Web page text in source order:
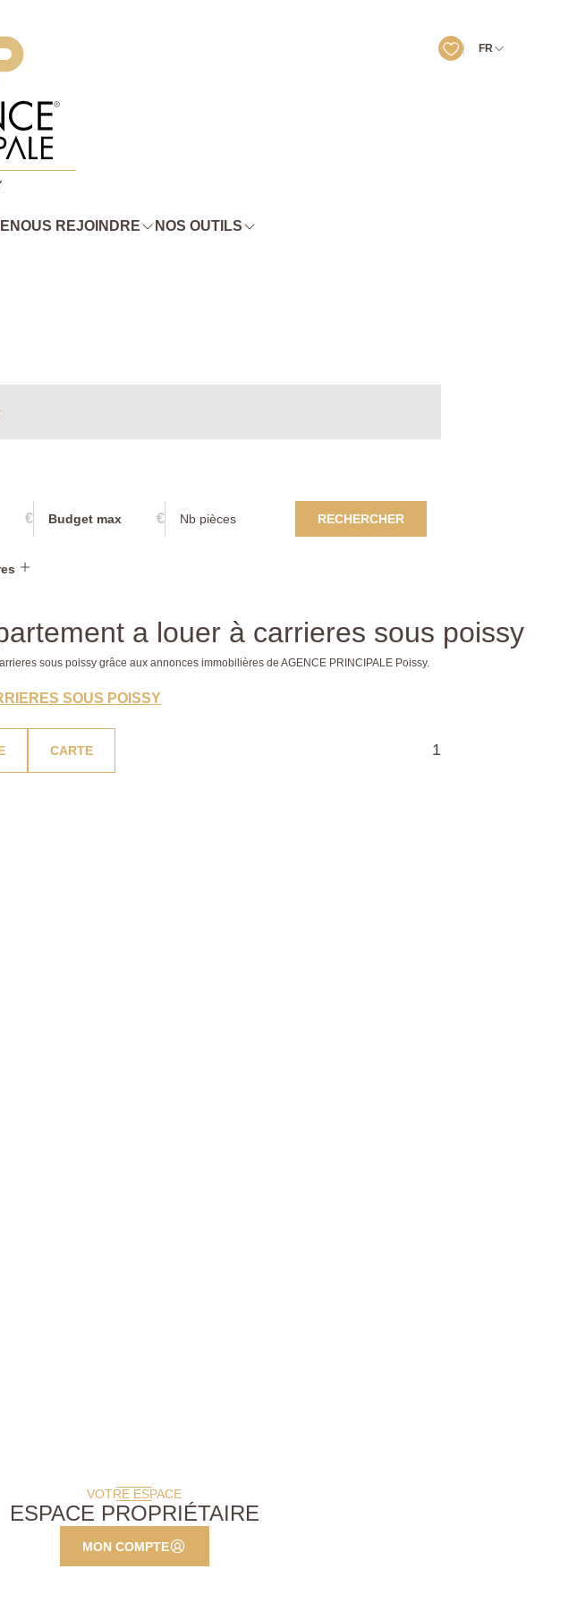
FR
NOUS REJOINDRE NOS OUTILS
€ € RECHERCHER
a louer à carrieres sous poissy
sous poissy grâce aux annonces immobilières de AGENCE PRINCIPALE Poissy.
SOUS POISSY
CARTE 1
VOTRE ESPACE
ESPACE PROPRIÉTAIRE
MON COMPTE